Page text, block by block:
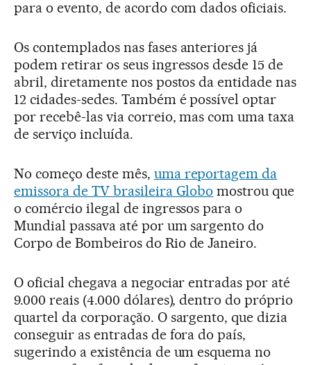
para o evento, de acordo com dados oficiais.
Os contemplados nas fases anteriores já
podem retirar os seus ingressos desde 15 de
abril, diretamente nos postos da entidade nas
12 cidades-sedes. Também é possível optar
por recebê-las via correio, mas com uma taxa
de serviço incluída.
No começo deste mês, uma reportagem da
emissora de TV brasileira Globo mostrou que
o comércio ilegal de ingressos para o
Mundial passava até por um sargento do
Corpo de Bombeiros do Rio de Janeiro.
O oficial chegava a negociar entradas por até
9.000 reais (4.000 dólares), dentro do próprio
quartel da corporação. O sargento, que dizia
conseguir as entradas de fora do país,
sugerindo a existência de um esquema no